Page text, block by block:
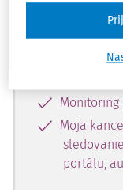
Vďaka
Moja
portálu,